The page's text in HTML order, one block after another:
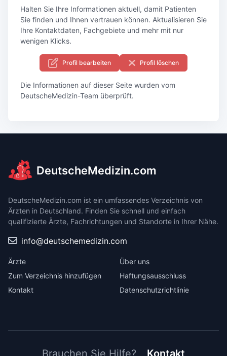
Halten Sie Ihre Informationen aktuell, damit Patienten
Sie finden und Ihnen vertrauen können. Aktualisieren Sie
Ihre Kontaktdaten, Fachgebiete und mehr mit nur
wenigen Klicks.
Profil bearbeiten Profil löschen
Die Informationen auf dieser Seite wurden vom
DeutscheMedizin-Team überprüft.
DeutscheMedizin.com
DeutscheMedizin.com ist ein umfassendes Verzeichnis von
Ärzten in Deutschland. Finden Sie schnell und einfach
qualifizierte Ärzte, Fachrichtungen und Standorte in Ihrer Nähe.
info@deutschemedizin.com
Ärzte
Zum Verzeichnis hinzufügen
Kontakt
Über uns
Haftungsausschluss
Datenschutzrichtlinie
Brauchen Sie Hilfe? Kontakt